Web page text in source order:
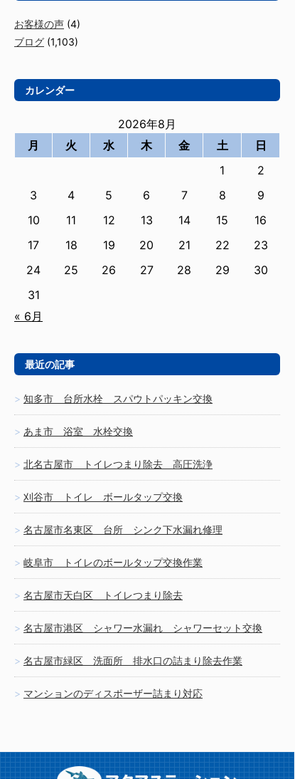
お客様の声 (4)
ブログ (1,103)
カレンダー
2026年8月
月
火 水 木 金 土
日
1
2
3
4 5 6 7 8
9
10
11 12 13 14 15
16
17
18 19 20 21 22
23
24
25 26 27 28 29
30
31
« 6月
最近の記事
知多市 台所水栓 スパウトパッキン交換
あま市 浴室 水栓交換
北名古屋市 トイレつまり除去 高圧洗浄
刈谷市 トイレ ボールタップ交換
名古屋市名東区 台所 シンク下水漏れ修理
岐阜市 トイレのボールタップ交換作業
名古屋市天白区 トイレつまり除去
名古屋市港区 シャワー水漏れ シャワーセット交換
名古屋市緑区 洗面所 排水口の詰まり除去作業
マンションのディスポーザー詰まり対応